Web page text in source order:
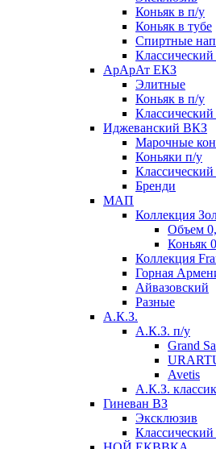
Коньяк в п/у
Коньяк в тубе
Спиртные
Классический
АрАрАт ЕКЗ
Элитные
Коньяк в п/у
Классический
Иджеванский ВКЗ
Марочные
Коньяки п/у
Классический
Бренди
МАП
Коллекция
Объем
Коньяк
Коллекция
Горная
Айвазовский
Разные
А.К.З.
А.К.З. п/у
Grand
Avetis
А.К.З. классик
Гиневан ВЗ
Эксклюзив
Классический